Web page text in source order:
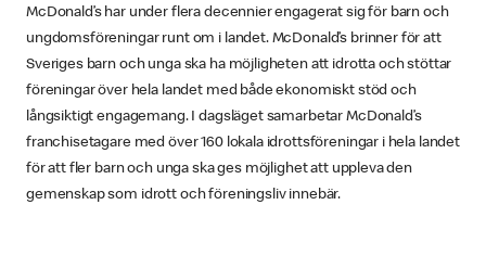
McDonald’s har under flera decennier engagerat sig för barn och
ungdomsföreningar runt om i landet. McDonald’s brinner för att
Sveriges barn och unga ska ha möjligheten att idrotta och stöttar
föreningar över hela landet med både ekonomiskt stöd och
långsiktigt engagemang. I dagsläget samarbetar McDonald’s
franchisetagare med över 160 lokala idrottsföreningar i hela landet
för att fler barn och unga ska ges möjlighet att uppleva den
gemenskap som idrott och föreningsliv innebär.